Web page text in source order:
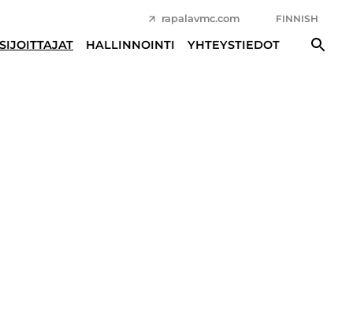
FINNISH
rapalavmc.com
SIJOITTAJAT HALLINNOINTI YHTEYSTIEDOT